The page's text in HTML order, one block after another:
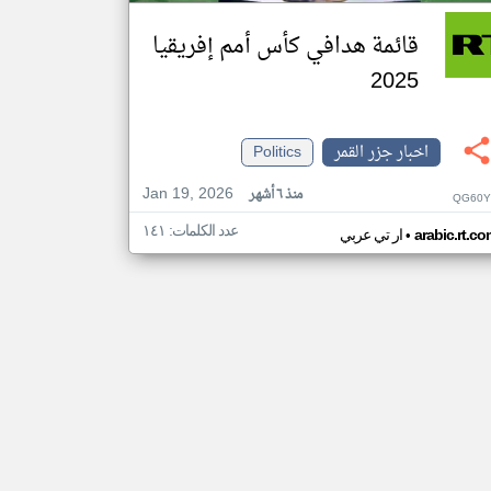
قائمة هدافي كأس أمم إفريقيا
2025
اخبار جزر القمر
Politics
Jan 19, 2026
منذ ٦ أشهر
ار تي عربي• عدد الكلمات: ١٤١